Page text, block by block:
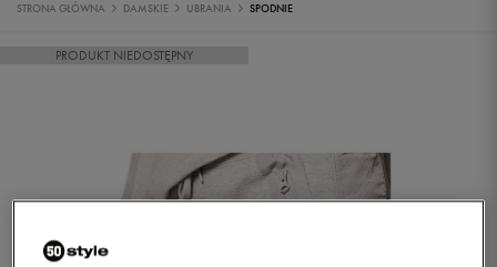
STRONA GŁÓWNA DAMSKIE UBRANIA SPODNIE
PRODUKT NIEDOSTĘPNY